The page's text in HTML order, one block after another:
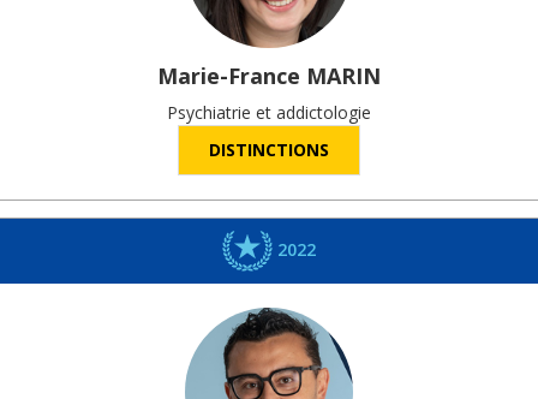
Marie-France MARIN
Psychiatrie et addictologie
DISTINCTIONS
2022